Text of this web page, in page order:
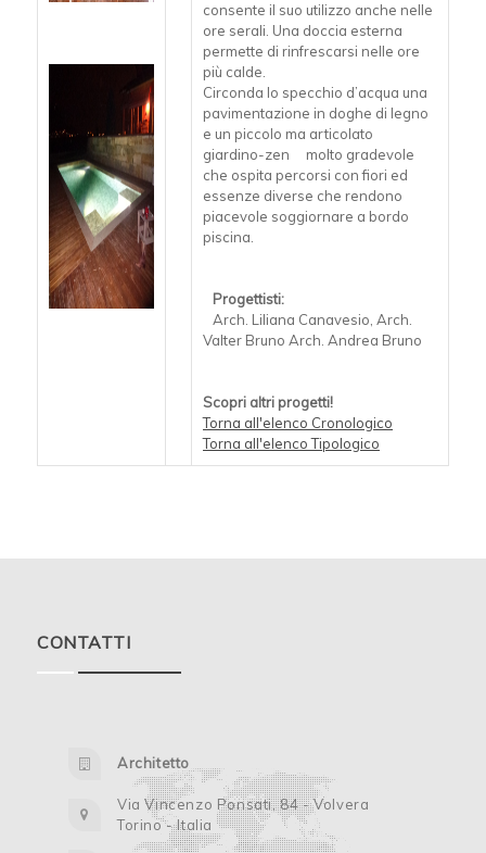
consente il suo utilizzo anche nelle
ore serali. Una doccia esterna
permette di rinfrescarsi nelle ore
più calde.
Circonda lo specchio d’acqua una
pavimentazione in doghe di legno
e un piccolo ma articolato
giardino-zen molto gradevole
che ospita percorsi con fiori ed
essenze diverse che rendono
piacevole soggiornare a bordo
piscina.
Progettisti:
Arch. Liliana Canavesio, Arch.
Valter Bruno Arch. Andrea Bruno
Scopri altri progetti!
Torna all'elenco Cronologico
Torna all'elenco Tipologico
CONTATTI
Architetto
Via Vincenzo Ponsati, 84 - Volvera
Torino - Italia